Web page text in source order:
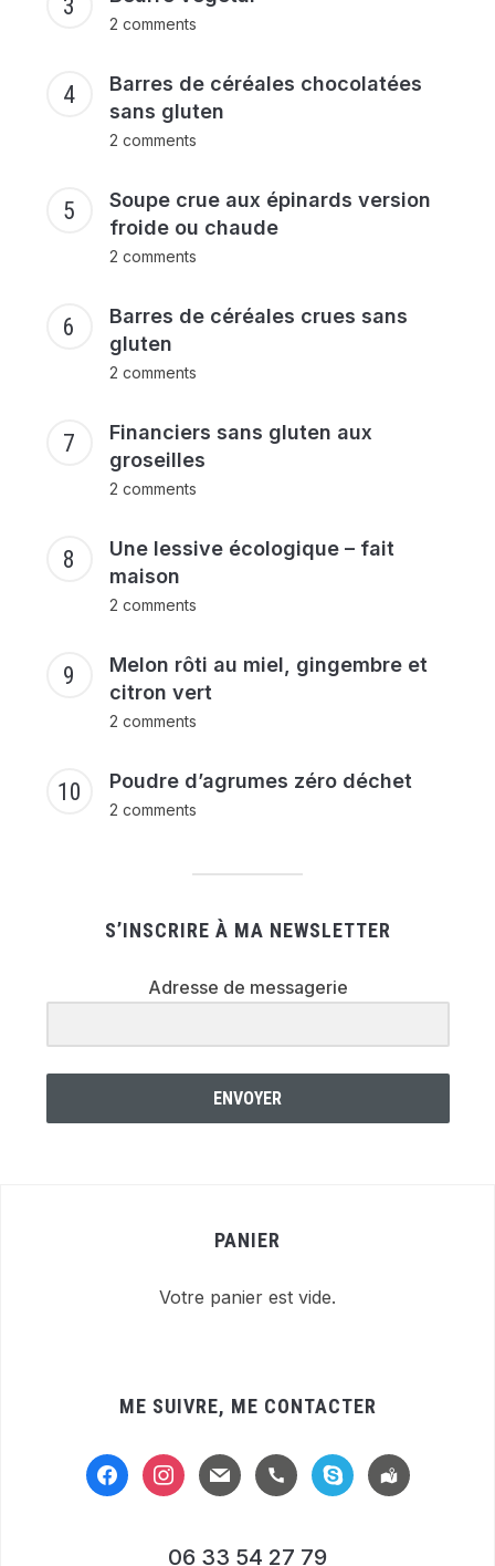
2 comments
Barres de céréales chocolatées
sans gluten
2 comments
Soupe crue aux épinards version
froide ou chaude
2 comments
Barres de céréales crues sans
gluten
2 comments
Financiers sans gluten aux
groseilles
2 comments
Une lessive écologique – fait
maison
2 comments
Melon rôti au miel, gingembre et
citron vert
2 comments
Poudre d’agrumes zéro déchet
2 comments
S’INSCRIRE À MA NEWSLETTER
Adresse de messagerie
ENVOYER
PANIER
Votre panier est vide.
ME SUIVRE, ME CONTACTER
facebookinstagram
mail handsetskype
location-
alt
06 33 54 27 79